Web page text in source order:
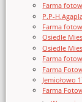
Farma
P.P-
Farma
Osiedle
Osiedle
Farma
Farma
Jemiołowo
Farma